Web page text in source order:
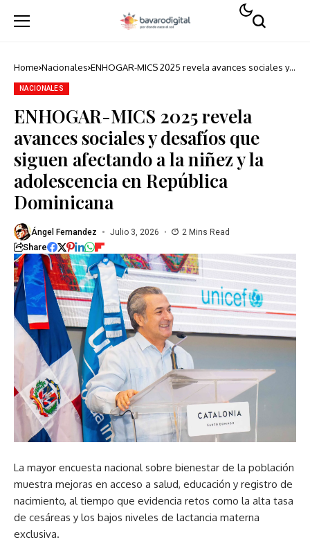
Home Nacionales ENHOGAR-MICS 2025 revela avances sociales y
NACIONALES
ENHOGAR-MICS 2025 revela
avances sociales y desafíos que
siguen afectando a la niñez y la
adolescencia en República
Dominicana
Ángel Fernandez Julio 3, 2026 2 Mins Read
Share
La mayor encuesta nacional sobre bienestar de la población
muestra mejoras en acceso a salud, educación y registro de
nacimiento, al tiempo que evidencia retos como la alta tasa
de cesáreas y los bajos niveles de lactancia materna
exclusiva.